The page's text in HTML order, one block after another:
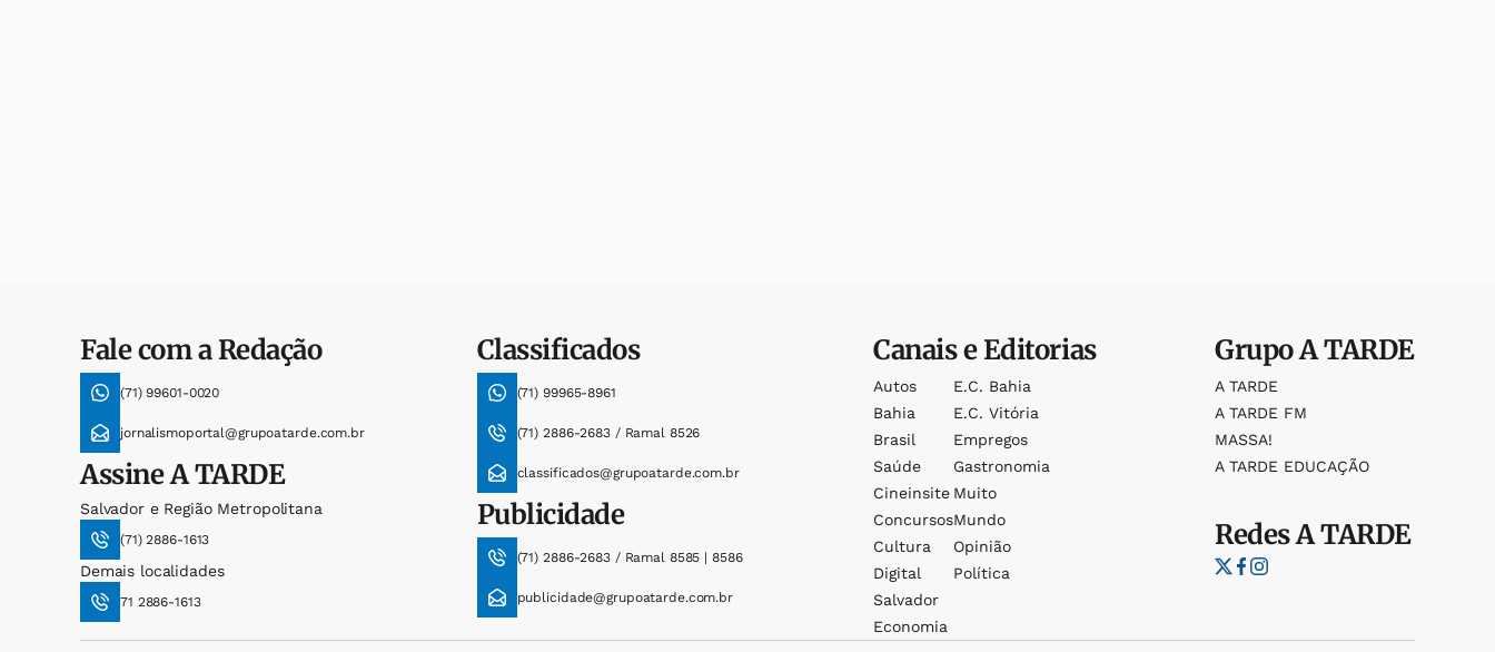
Fale com a Redação
(71) 99601-0020
jornalismoportal@grupoatarde.com.br
AssineA TARDE
Salvador e Região Metropolitana
(71) 2886-1613
Demais localidades
71 2886-1613
Classificados
(71) 99965-8961
(71) 2886-2683 / Ramal 8526
classificados@grupoatarde.com.br
Publicidade
(71) 2886-2683 / Ramal 8585 | 8586
publicidade@grupoatarde.com.br
Canais e Editorias
Autos
Bahia
Brasil
Saúde
Cineinsite
Concursos
Cultura
Digital
Salvador
Economia
E.c. Bahia
E.c. Vitória
Empregos
Gastronomia
Muito
Mundo
Opinião
Política
GrupoA TARDE
A TARDE
A TARDE FM
MASSA!
A TARDE EDUCAÇÃO
RedesA TARDE